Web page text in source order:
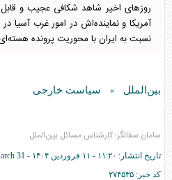
روزهای اخیر شاهد شکافی عجیب و
آمریکا و نماينده‌اش در امور غرب آسیا
نسبت به ایران با محوریت پرونده
بین‌الملل » سیاست خارجی
سامان سفالگر؛ کارشناس مسائل بین‌الملل
تاریخ انتشار: ۱۱:۲۰ - ۱۱ فروردين ۱۴۰۴ -
31
کد خبر: ۲۷۴۵۳۵